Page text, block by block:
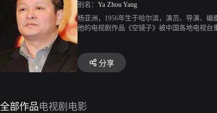
别名： Ya Zhou Yang
杨亚洲，1956年生于哈尔滨，演员、导演、
他的电视剧作品《空镜子》被中国各地电视台
如《家有九凤》也有极好的口碑。
分享
全部作品电视剧 电影